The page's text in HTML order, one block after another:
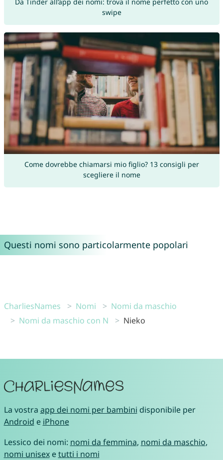
swipe
Come dovrebbe chiamarsi mio figlio? 13 consigli per
scegliere il nome
Questi nomi sono particolarmente popolari
CharliesNames Nomi
Nomi da maschio
Nomi da maschio con N
Nieko
La vostra app dei nomi per bambini disponibile per
Android e iPhone
Lessico dei nomi: nomi da femmina, nomi da maschio,
nomi unisexetutti i nomi